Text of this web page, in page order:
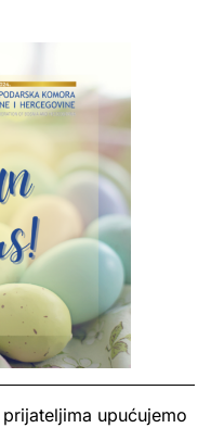
upućujemo